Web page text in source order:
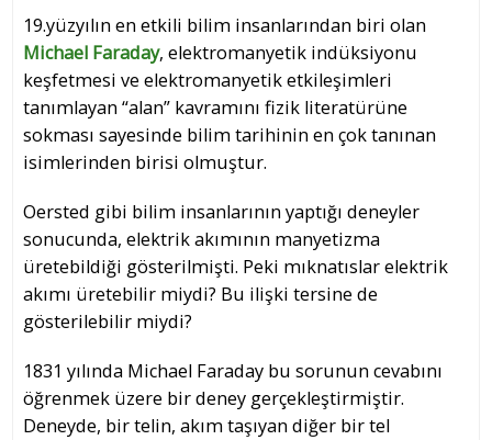
19.yüzyılın en etkili bilim insanlarından biri olan
Michael Faraday, elektromanyetik indüksiyonu
keşfetmesi ve elektromanyetik etkileşimleri
tanımlayan “alan” kavramını fizik literatürüne
sokması sayesinde bilim tarihinin en çok tanınan
isimlerinden birisi olmuştur.
Oersted gibi bilim insanlarının yaptığı deneyler
sonucunda, elektrik akımının manyetizma
üretebildiği gösterilmişti. Peki mıknatıslar elektrik
akımı üretebilir miydi? Bu ilişki tersine de
gösterilebilir miydi?
1831 yılında Michael Faraday bu sorunun cevabını
öğrenmek üzere bir deney gerçekleştirmiştir.
Deneyde, bir telin, akım taşıyan diğer bir tel